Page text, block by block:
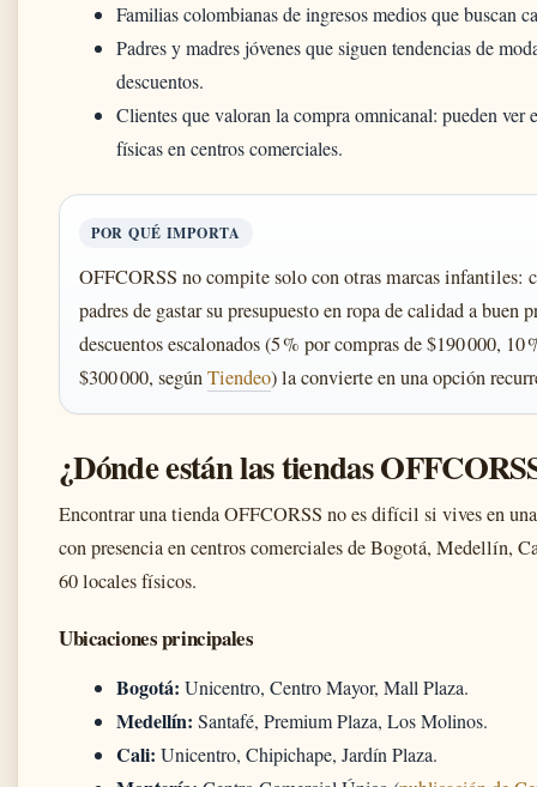
Familias colombianas de ingresos medios que buscan
Padres y madres jóvenes que siguen tendencias de
descuentos.
Clientes que valoran la compra omnicanal: pueden ver
físicas en centros comerciales.
POR QUÉ IMPORTA
OFFCORSS no compite solo con otras marcas infantiles:
padres de gastar su presupuesto en ropa de calidad a buen
descuentos escalonados (5 % por compras de $190 000, 10
$300 000, segúnTiendeo) la convierte en una opción
¿Dónde están las tiendas
Encontrar una tienda OFFCORSS no es difícil si vives en
con presencia en centros comerciales de Bogotá, Medellín,
60 locales físicos.
Ubicaciones principales
Bogotá: Unicentro, Centro Mayor, Mall Plaza.
Medellín: Santafé, Premium Plaza, Los Molinos.
Cali: Unicentro, Chipichape, Jardín Plaza.